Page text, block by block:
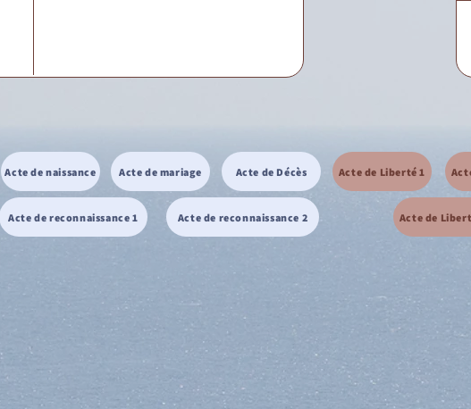
Acte de naissance Acte de mariage Acte de Décès
Acte de reconnaissance 1 Acte de reconnaissance 2
Acte de Liberté 1
Acte de